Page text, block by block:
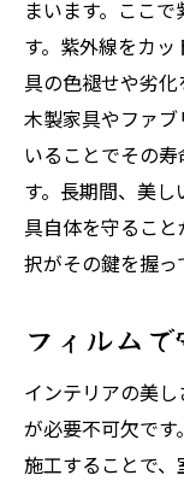
まいます。ここ
す。紫外線をカ
具の色褪せや劣
木製家具やファ
いることでその
す。長期間、美
具自体を守るこ
択がその鍵を握っ
フィルム
インテリアの美
が必要不可欠で
施工することで